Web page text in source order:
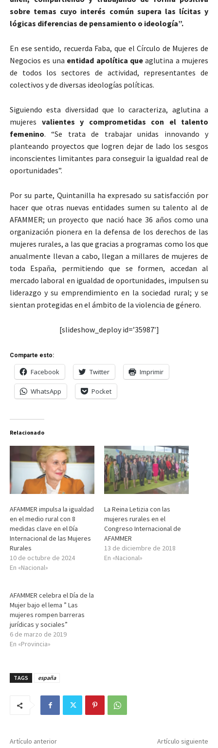
sobre temas cuyo interés común supera las lícitas y
lógicas diferencias de pensamiento o ideología”.
En ese sentido, recuerda Faba, que el Círculo de Mujeres de
Negocios es una entidad apolítica queaglutina a mujeres
de todos los sectores de actividad, representantes de
colectivos y de diversas ideologías políticas.
Siguiendo esta diversidad que lo caracteriza, aglutina a
mujeres valientes y comprometidas con el talento
femenino. “Se trata de trabajar unidas innovando y
planteando proyectos que logren dejar de lado los sesgos
inconscientes limitantes para conseguir la igualdad real de
oportunidades”.
Por su parte, Quintanilla ha expresado su satisfacción por
hacer que otras nuevas entidades sumen su talento al de
AFAMMER; un proyecto que nació hace 36 años como una
organización pionera en la defensa de los derechos de las
mujeres rurales, a las que gracias a programas como los que
anualmente llevan a cabo, llegan a millares de mujeres de
toda España, permitiendo que se formen, accedan al
mercado laboral en igualdad de oportunidades, impulsen su
liderazgo y su emprendimiento en la sociedad rural; y se
sientan protegidas en el ámbito de la violencia de género.
[slideshow_deploy id=’35987′]
Comparte esto:
Facebook Twitter Imprimir
WhatsApp Pocket
Relacionado
AFAMMER impulsa la igualdad
en el medio rural con 8
medidas clave en el Día
Internacional de las Mujeres
Rurales
10 de octubre de 2024
En «Nacional»
La Reina Letizia con las
mujeres rurales en el
Congreso Internacional de
AFAMMER
13 de diciembre de 2018
En «Nacional»
AFAMMER celebra el Día de la
Mujer bajo el lema ” Las
mujeres rompen barreras
jurídicas y sociales”
6 de marzo de 2019
En «Provincia»
TAGS españa
Artículo anterior Artículo siguiente